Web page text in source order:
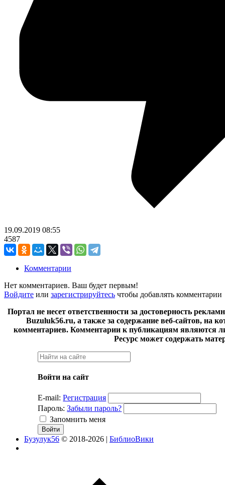
19.09.2019 08:55
4587
Комментарии
Нет комментариев. Ваш будет первым!
Войдите или зарегистрируйтесь чтобы добавлять комментарии
Портал не несет ответственности за достоверность
Buzuluk56.ru, а также за содержание веб-сайтов, на
комментариев. Комментарии к публикациям являются
Ресурс может содержать
Войти на сайт
E-mail: Регистрация
Пароль: Забыли пароль?
Запомнить меня
Бузулук56 © 2018-2026 | БиблиоВики